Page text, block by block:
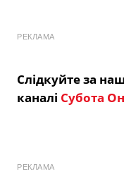
РЕКЛАМА
Слідкуйте за
каналі Субота
РЕКЛАМА